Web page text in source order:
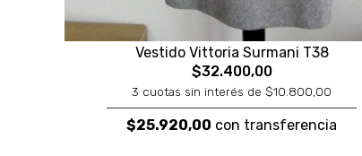
Vestido Vittoria Surmani T38
$32.400,00
3 cuotas sin interés de $10.800,00
$25.920,00 con transferencia